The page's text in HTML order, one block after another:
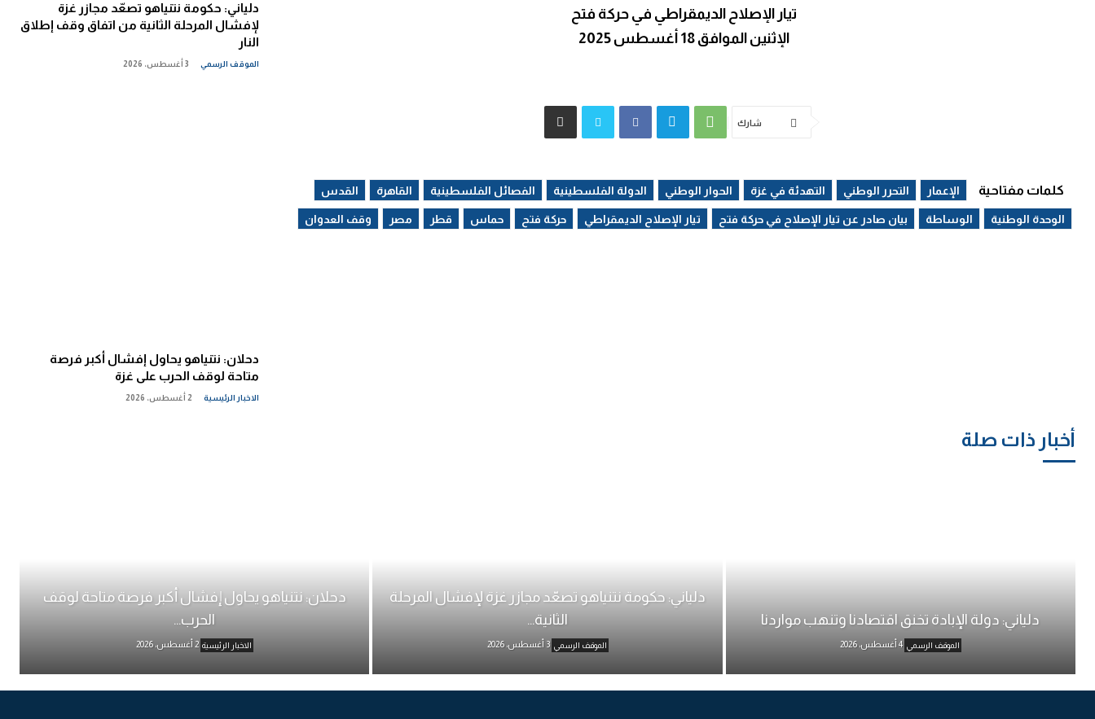
دلياني: حكومة نتنياهو تصعّد مجازر غزة
لإفشال المرحلة الثانية من اتفاق وقف إطلاق
النار
الموقف الرسمي 3 أغسطس، 2026
دحلان: نتنياهو يحاول إفشال أكبر فرصة
متاحة لوقف الحرب على غزة
الاخبار الرئيسية 2 أغسطس، 2026
تيار الإصلاح الديمقراطي في حركة فتح
الإثنين الموافق 18 أغسطس 2025
شارك
كلمات مفتاحية الإعمار التحرر الوطني التهدئة في غزة الحوار الوطني الدولة الفلسطينية الفصائل الفلسطينية القاهرة القدس
الوحدة الوطنية الوساطة بيان صادر عن تيار الإصلاح في حركة فتح تيار الإصلاح الديمقراطي حركة فتح حماس قطر مصر وقف العدوان
أخبار ذات صلة
دلياني: دولة الإبادة تخنق اقتصادنا وتنهب مواردنا
الموقف الرسمي 4 أغسطس، 2026
دلياني: حكومة نتنياهو تصعّد مجازر غزة لإفشال المرحلة
الثانية...
الموقف الرسمي 3 أغسطس، 2026
دحلان: نتنياهو يحاول إفشال أكبر فرصة متاحة لوقف
الحرب...
الاخبار الرئيسية 2 أغسطس، 2026